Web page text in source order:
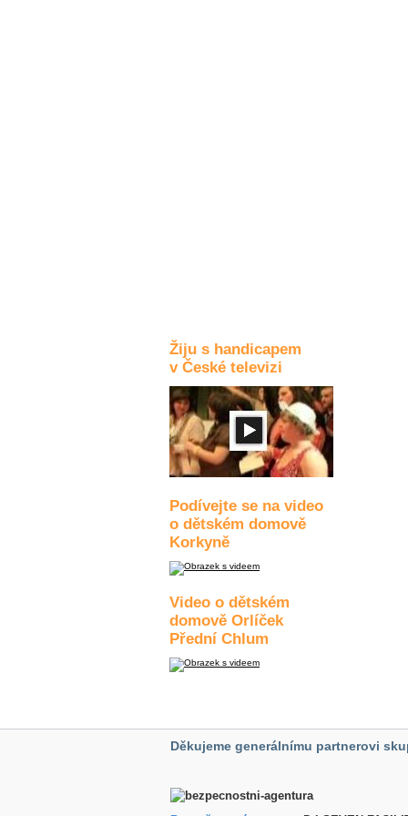
Žiju s handicapem
v České televizi
Podívejte se na video
o dětském domově
Korkyně
Video o dětském
domově Orlíček
Přední Chlum
Děkujeme generálnímu partnerovi